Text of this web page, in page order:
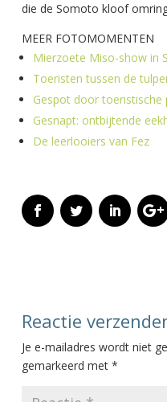
die de Somoto kloof
MEER FOTOMOMENTEN
Mierzoete Miso-show in
Toeristen tussen de
Gespot door toeristische
Gesnapt: ontbijtende
De leerlooiers van Fez
Reactie
Je e-mailadres wordt niet
gemarkeerd met *